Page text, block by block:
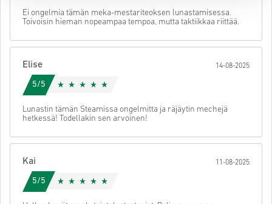
Ei ongelmia tämän meka-mestariteoksen lunastamisessa.
Toivoisin hieman nopeampaa tempoa, mutta taktiikkaa riittää.
Elise 14-08-2025
5/5
Lunastin tämän Steamissa ongelmitta ja räjäytin mechejä
hetkessä! Todellakin sen arvoinen!
Kai 11-08-2025
5/5